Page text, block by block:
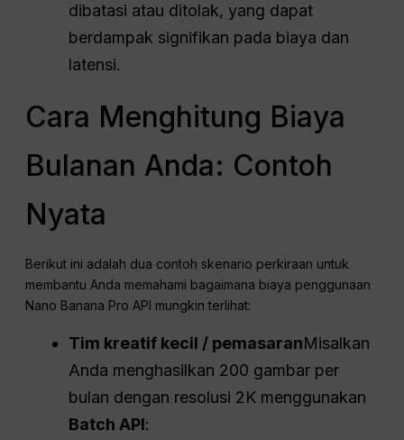
dibatasi atau ditolak, yang dapat
berdampak signifikan pada biaya dan
latensi.
Cara Menghitung Biaya
Bulanan Anda: Contoh
Nyata
Berikut ini adalah dua contoh skenario perkiraan untuk
membantu Anda memahami bagaimana biaya penggunaan
Nano Banana Pro API mungkin terlihat:
Tim kreatif kecil / pemasaranMisalkan
Anda menghasilkan 200 gambar per
bulan dengan resolusi 2K menggunakan
Batch API: